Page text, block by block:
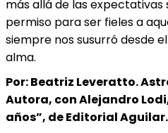
más allá de las expectativas
permiso para ser fieles a
siempre nos susurró desde
alma.
Por: Beatriz Leveratto.
Autora, con Alejandro
años”, de Editorial Aguilar.